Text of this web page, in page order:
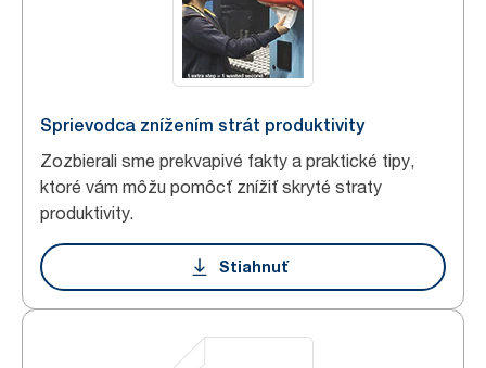
Sprievodca znížením strát produktivity
Zozbierali sme prekvapivé fakty a praktické tipy,
ktoré vám môžu pomôcť znížiť skryté straty
produktivity.
Stiahnuť